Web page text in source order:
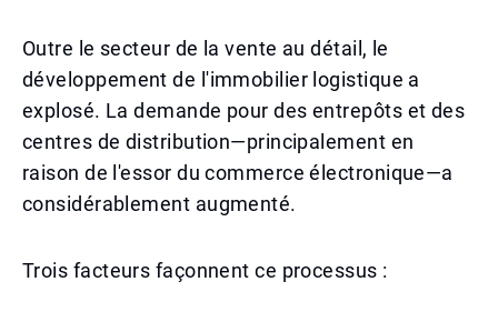
Outre le secteur de la vente au détail, le
développement de l'immobilier logistique a
explosé. La demande pour des entrepôts et des
centres de distribution—principalement en
raison de l'essor du commerce électronique—a
considérablement augmenté.
Trois facteurs façonnent ce processus :